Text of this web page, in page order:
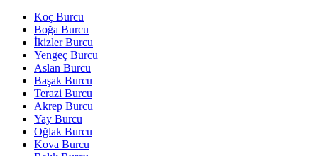
Koç Burcu
Boğa Burcu
İkizler Burcu
Yengeç Burcu
Aslan Burcu
Başak Burcu
Terazi Burcu
Akrep Burcu
Yay Burcu
Oğlak Burcu
Kova Burcu